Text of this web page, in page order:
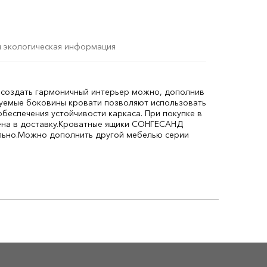
экологическая информация
гармоничный интерьер можно, дополнив
боковины кровати позволяют использовать
устойчивости каркаса. При покупке в
в доставку.Кроватные ящики СОНГЕСАНД
Можно дополнить другой мебелью серии